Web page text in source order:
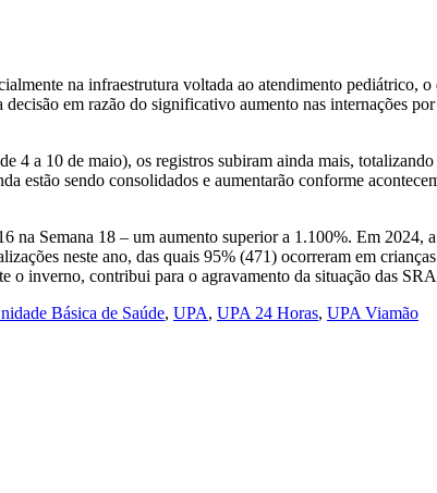
na infraestrutura voltada ao atendimento pediátrico,
em razão do significativo aumento nas internações
a 10 de maio), os registros subiram ainda mais,
estão sendo consolidados e aumentarão conforme
na Semana 18 – um aumento superior a 1.100%. Em 2024,
neste ano, das quais 95% (471) ocorreram em
o inverno, contribui para o agravamento da situação das
Básica de Saúde, UPA, UPA 24 Horas, UPA Viamão